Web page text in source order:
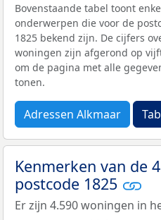
Bovenstaande tabel toont
onderwerpen die voor de
1825 bekend zijn. De cijfers
woningen zijn afgerond op
om de pagina met alle
tonen.
Adressen Alkmaar
Kenmerken van de
postcode 1825
Er zijn 4.590 woningen in